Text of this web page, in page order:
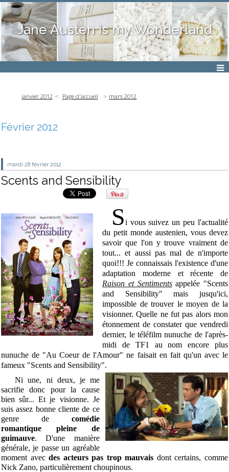
Jane Austen is my Wonderland
janvier 2012 Page d'accueil mars 2012
Février 2012
mardi 28 février 2012
Scents and Sensibility
Si vous suivez un peu l'actualité
du petit monde austenien, vous devez
savoir que l'on y trouve vraiment de
tout... et aussi pas mal de n'importe
quoi!!! Je connaissais l'existence d'une
adaptation moderne et récente de
Raison et Sentimentsappelée "Scents
and Sensibility" mais jusqu'ici,
impossible de trouver le moyen de la
visionner. Quelle ne fut pas alors mon
étonnement de constater que vendredi
dernier, le téléfilm nunuche de l'après-
midi de TF1 au nom encore plus
nunuche de "Au Coeur de l'Amour" ne faisait en fait qu'un avec le
fameux "Scents and Sensibility".
Ni une, ni deux, je me
sacrifie donc pour la cause
bien sûr... Et je visionne. Je
suis assez bonne cliente de ce
genre de comédie
romantique pleine de
guimauve. D'une manière
générale, je passe un agréable
moment avecdes acteurs pas trop mauvais dont certains, comme
Nick Zano, particulièrement choupinous.